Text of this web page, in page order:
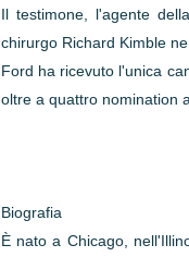
Il testimone, l'agente
chirurgo Richard Kimble
Ford ha ricevuto l'unica
oltre a quattro nomination
Biografia
È nato a Chicago,